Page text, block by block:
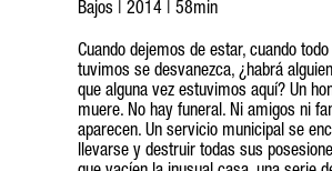
Bajos | 2014 | 58min
Cuando dejemos de estar, cuando
tuvimos se desvanezca, ¿habrá
que alguna vez estuvimos aquí? Un
muere. No hay funeral. Ni amigos ni
aparecen. Un servicio municipal se
llevarse y destruir todas sus